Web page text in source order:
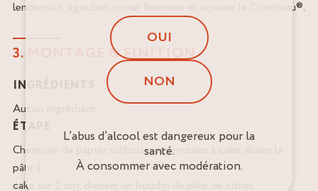
lendemain, égoutter, mixer finement et rajouter le Cointreau®.
3. MONTAGE & FINITION
INGRÉDIENTS
Aucun ingrédient.
ÉTAPE
Chemiser de papier sulfurisé des moules à cake, étaler la
pâte à
cake sur 2 cm, dresser un boudin de pâte de citron
OUI
NON
L’abus d’alcool est dangereux pour la
santé.
À consommer avec modération.